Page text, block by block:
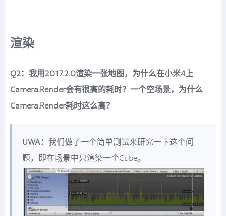
渲染
Q2：我用2017.2.0渲染一张地图，为什么在小米4上
Camera.Render会有很高的耗时？一个空场景，为什么
Camera.Render耗时这么高？
UWA： 我们做了一个简单测试来研究一下这个问
题，即在场景中只渲染一个Cube。